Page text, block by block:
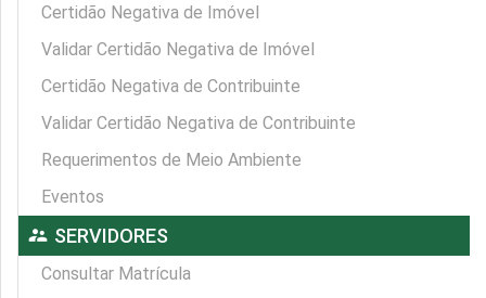
Certidão Negativa de Imóvel
Validar Certidão Negativa de Imóvel
Certidão Negativa de Contribuinte
Validar Certidão Negativa de Contribuinte
Requerimentos de Meio Ambiente
Eventos
supervisor_account SERVIDORES
Consultar Matrícula